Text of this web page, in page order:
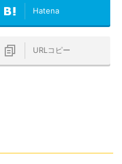
Hatena
URLコピー